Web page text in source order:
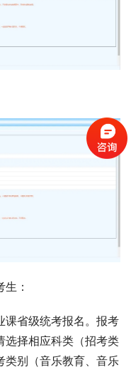
：
课省级统考报名。报考
选择相应科类（招考类
类别（音乐教育、音乐